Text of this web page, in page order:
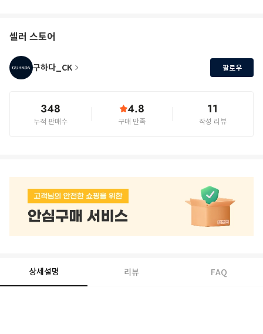
셀러 스토어
구하다_CK 팔로우
348
누적 판매수
4.8
구매 만족
11
작성 리뷰
상세설명 리뷰 FAQ